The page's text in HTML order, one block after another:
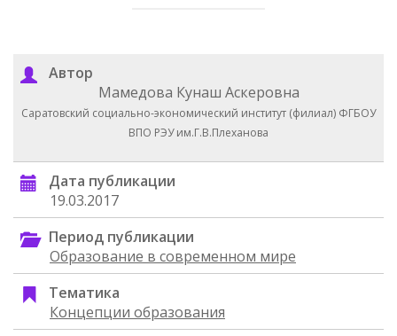
Автор
Мамедова Кунаш Аскеровна
Саратовский социально-экономический институт (филиал) ФГБОУ
ВПО РЭУ им.Г.В.Плеханова
Дата публикации
19.03.2017
Период публикации
Образование в современном мире
Тематика
Концепции образования